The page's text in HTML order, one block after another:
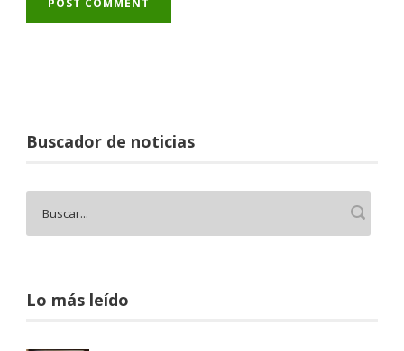
Buscador de noticias
Lo más leído